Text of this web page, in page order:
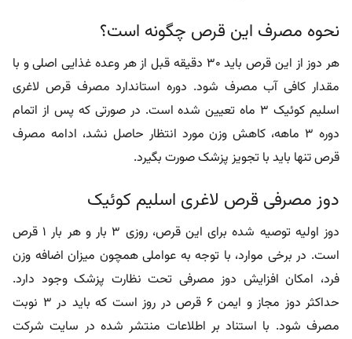
نحوه مصرف این قرص چگونه است؟
هر دوز از این قرص باید 30 دقیقه قبل از هر وعده غذایی اصلی و با
مقدار کافی آب مصرف شود. دوره استاندارد مصرف قرص لاغری
اسلیم کوئیک 3 ماه تعیین شده است. در صورتی که پس از اتمام
دوره 3 ماهه، کاهش وزن مورد انتظار حاصل نشد، ادامه مصرف
قرص تنها باید با تجویز پزشک صورت بگیرد.
دوز مصرفی قرص لاغری اسلیم کوئیک
دوز اولیه توصیه‌ شده برای این قرص، روزی 3 بار و هر بار 1 قرص
است. در برخی موارد، با توجه به عواملی همچون میزان اضافه وزن
فرد، امکان افزایش دوز مصرفی تحت نظارت پزشک وجود دارد.
حداکثر دوز مجاز و ایمن 6 قرص در روز است که باید در 3 نوبت
مصرف شود. با استناد بر اطلاعات منتشر شده در سایت شرکت